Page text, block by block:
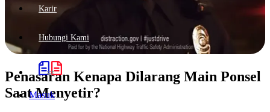
Karir
Hubungi Kami
Masuk
Penasaran Kenapa Dilarang Main Ponsel
Saat Menyetir?